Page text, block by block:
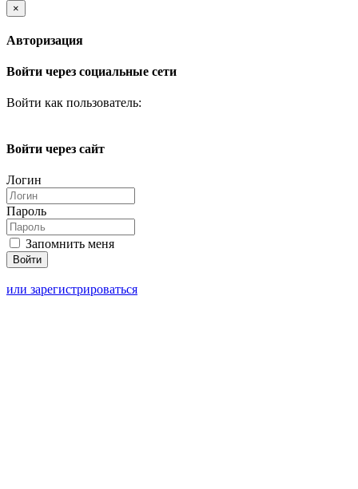
×
Авторизация
Войти через социальные сети
Войти как пользователь:
Войти через сайт
Логин
Пароль
Запомнить меня
или зарегистрироваться